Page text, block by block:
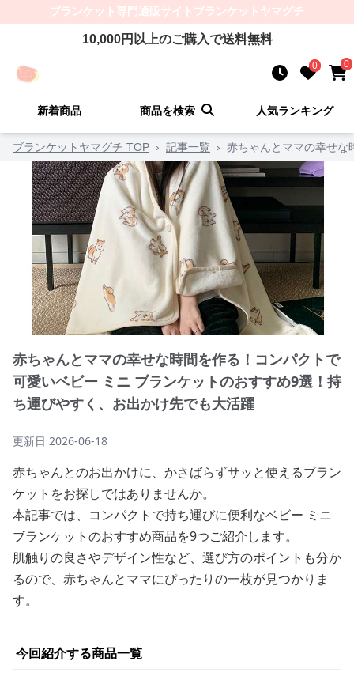
ブランケット 専門通販サイト ブランケットヤマグチ
10,000円以上のご購入で送料無料
0 0
新着商品 商品を検索 人気ランキング
ブランケットヤマグチ TOP › 記事一覧 › 赤ちゃんとママの幸せな
赤ちゃんとママの幸せな時間を作る！コンパクトで
可愛いベビー ミニ ブランケットのおすすめ9選！持
ち運びやすく、お出かけ先でも大活躍
更新日 2026-06-18
赤ちゃんとのお出かけに、かさばらずサッと使えるブラン
ケットをお探しではありませんか。
本記事では、コンパクトで持ち運びに便利なベビー ミニ
ブランケットのおすすめ商品を9つご紹介します。
肌触りの良さやデザイン性など、選び方のポイントも分か
るので、赤ちゃんとママにぴったりの一枚が見つかりま
す。
今回紹介する商品一覧